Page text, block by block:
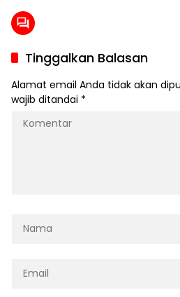
Tinggalkan Balasan
Alamat email Anda tidak akan
wajib ditandai *